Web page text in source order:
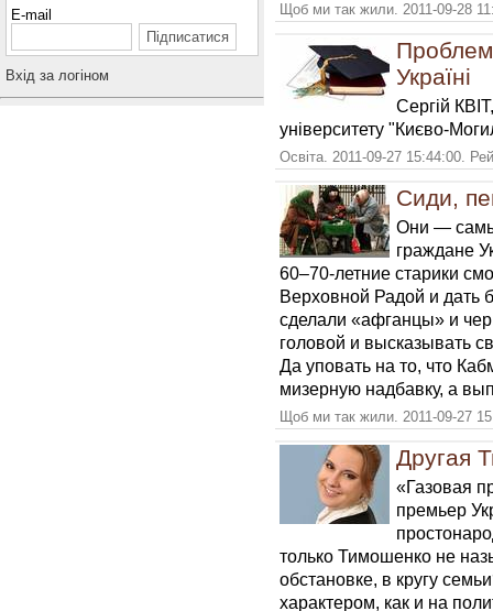
E-mail
Вхiд за логiном
Щоб ми так жили. 2011-09-28
Україні
Сергій
університету "Києво-
Освіта. 2011-09-27 15:44:00.
Сиди,
Они —
граждане
60–70-летние старики
Верховной Радой и дать
сделали «афганцы» и
головой и высказывать
Да уповать на то, что
мизерную надбавку, а
Щоб ми так жили. 2011-09-27
Другая
«Газовая
премьер
только Тимошенко не
обстановке, в кругу
характером, как и на